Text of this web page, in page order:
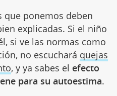
que ponemos deben
explicadas. Si el niño
si ve las normas como
no escuchará quejas
, y ya sabes el efecto
para su autoestima.